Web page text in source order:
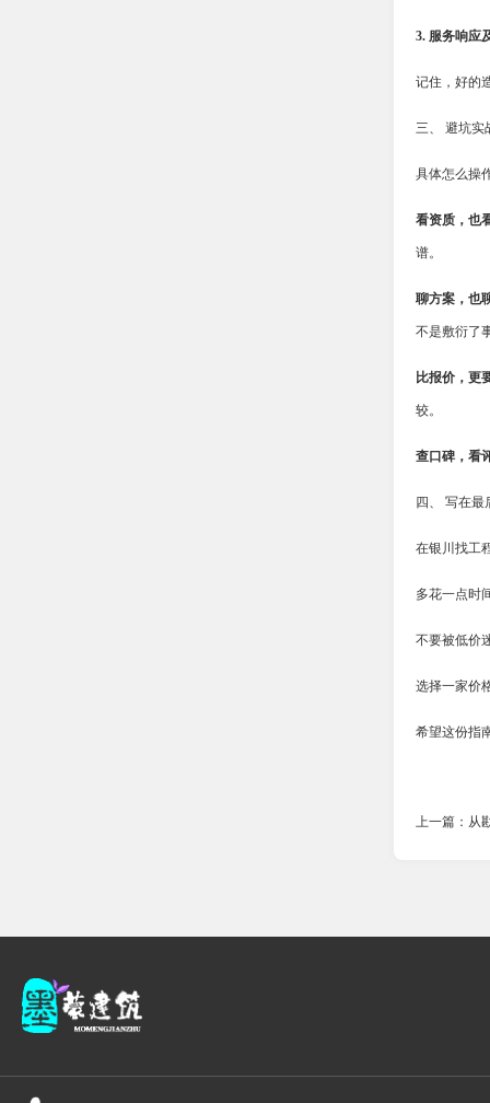
3. 服务响应
记住，好的
三、 避坑实
具体怎么操
看资质，也
谱。
聊方案，也
不是敷衍了
比报价，更
较。
查口碑，看
四、 写在最
在银川找工
多花一点时
不要被低价
选择一家价
希望这份指
上一篇：从